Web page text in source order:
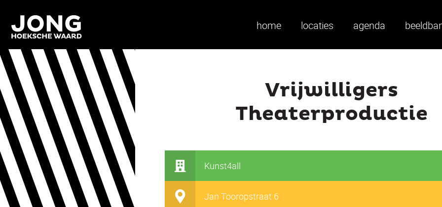
home locaties agenda
Vrijwilligers
Theaterproductie
Kunst4all
Jan Tooropstraat 6